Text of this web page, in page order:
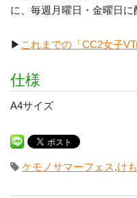
に、毎週月曜日・金曜日に
▶ これまでの「CC2女子
仕様
A4サイズ
ケモノサマーフェス,け